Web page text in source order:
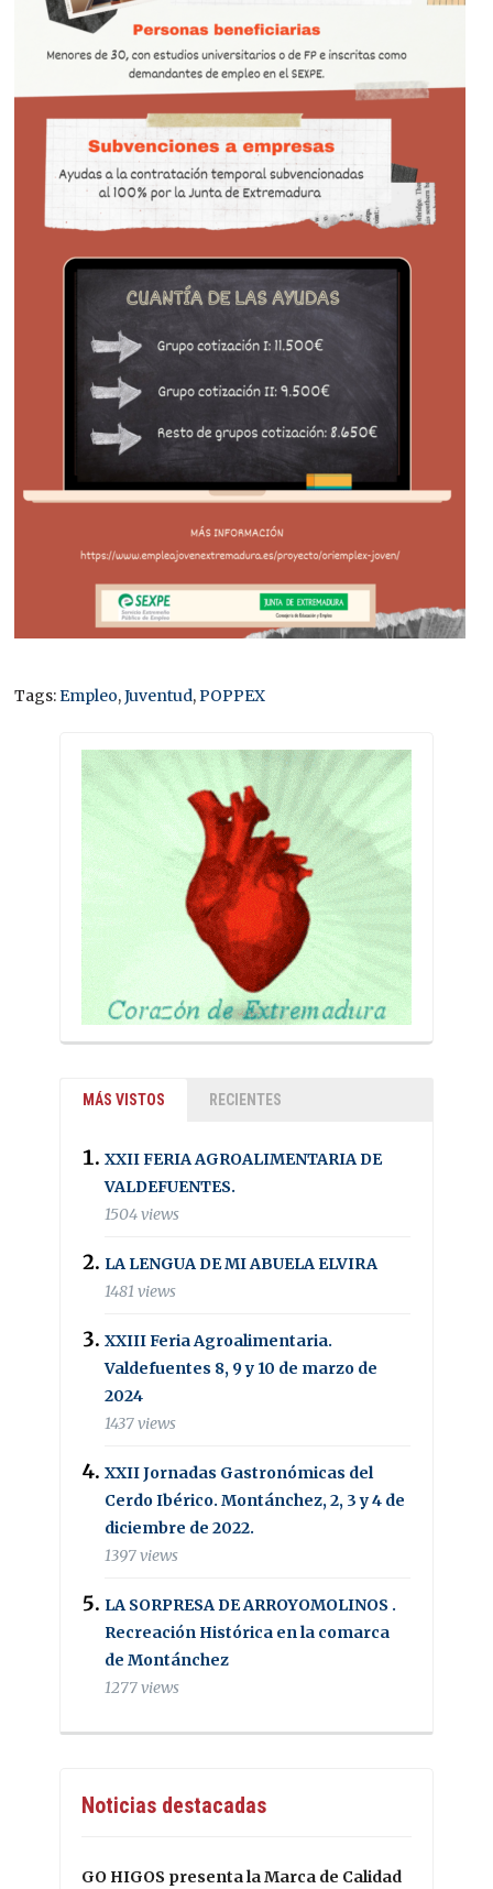
Tags:Empleo,Juventud,POPPEX
MÁS VISTOS RECIENTES
XXII FERIA AGROALIMENTARIA DE
VALDEFUENTES.
1504 views
LA LENGUA DE MI ABUELA ELVIRA
1481 views
XXIII Feria Agroalimentaria.
Valdefuentes 8, 9 y 10 de marzo de
2024
1437 views
XXII Jornadas Gastronómicas del
Cerdo Ibérico. Montánchez, 2, 3 y 4 de
diciembre de 2022.
1397 views
LA SORPRESA DE ARROYOMOLINOS .
Recreación Histórica en la comarca
de Montánchez
1277 views
Noticias destacadas
GO HIGOS presenta la Marca de Calidad